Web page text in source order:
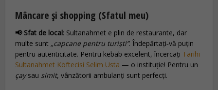
Mâncare și shopping (Sfatul meu)
📢 Sfat de local: Sultanahmet e plin de restaurante, dar
multe sunt „capcane pentru turiști”. Îndepărtați‑vă puțin
pentru autenticitate. Pentru kebab excelent, încercați Tarihi
Sultanahmet Köftecisi Selim Usta — o instituție! Pentru un
çaysau simit, vânzătorii ambulanți sunt perfecți.